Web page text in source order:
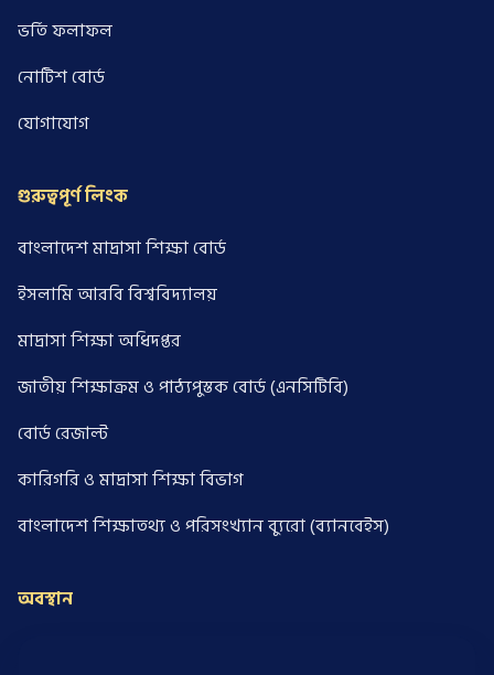
ভর্তি ফলাফল
নোটিশ বোর্ড
যোগাযোগ
গুরুত্বপূর্ণ লিংক
বাংলাদেশ মাদ্রাসা শিক্ষা বোর্ড
ইসলামি আরবি বিশ্ববিদ্যালয়
মাদ্রাসা শিক্ষা অধিদপ্তর
জাতীয় শিক্ষাক্রম ও পাঠ্যপুস্তক বোর্ড (এনসিটিবি)
বোর্ড রেজাল্ট
কারিগরি ও মাদ্রাসা শিক্ষা বিভাগ
বাংলাদেশ শিক্ষাতথ্য ও পরিসংখ্যান ব্যুরো (ব্যানবেইস)
অবস্থান